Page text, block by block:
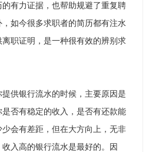
有力证据，也帮助规避了重复聘
如今很多求职者的简历都有注水
职证明，是一种很有效的辨别求
供银行流水的时候，主要原因是
否有稳定的收入，是否有还款能
会有差距，但在大方向上，无非
入高的银行流水是最好的。因